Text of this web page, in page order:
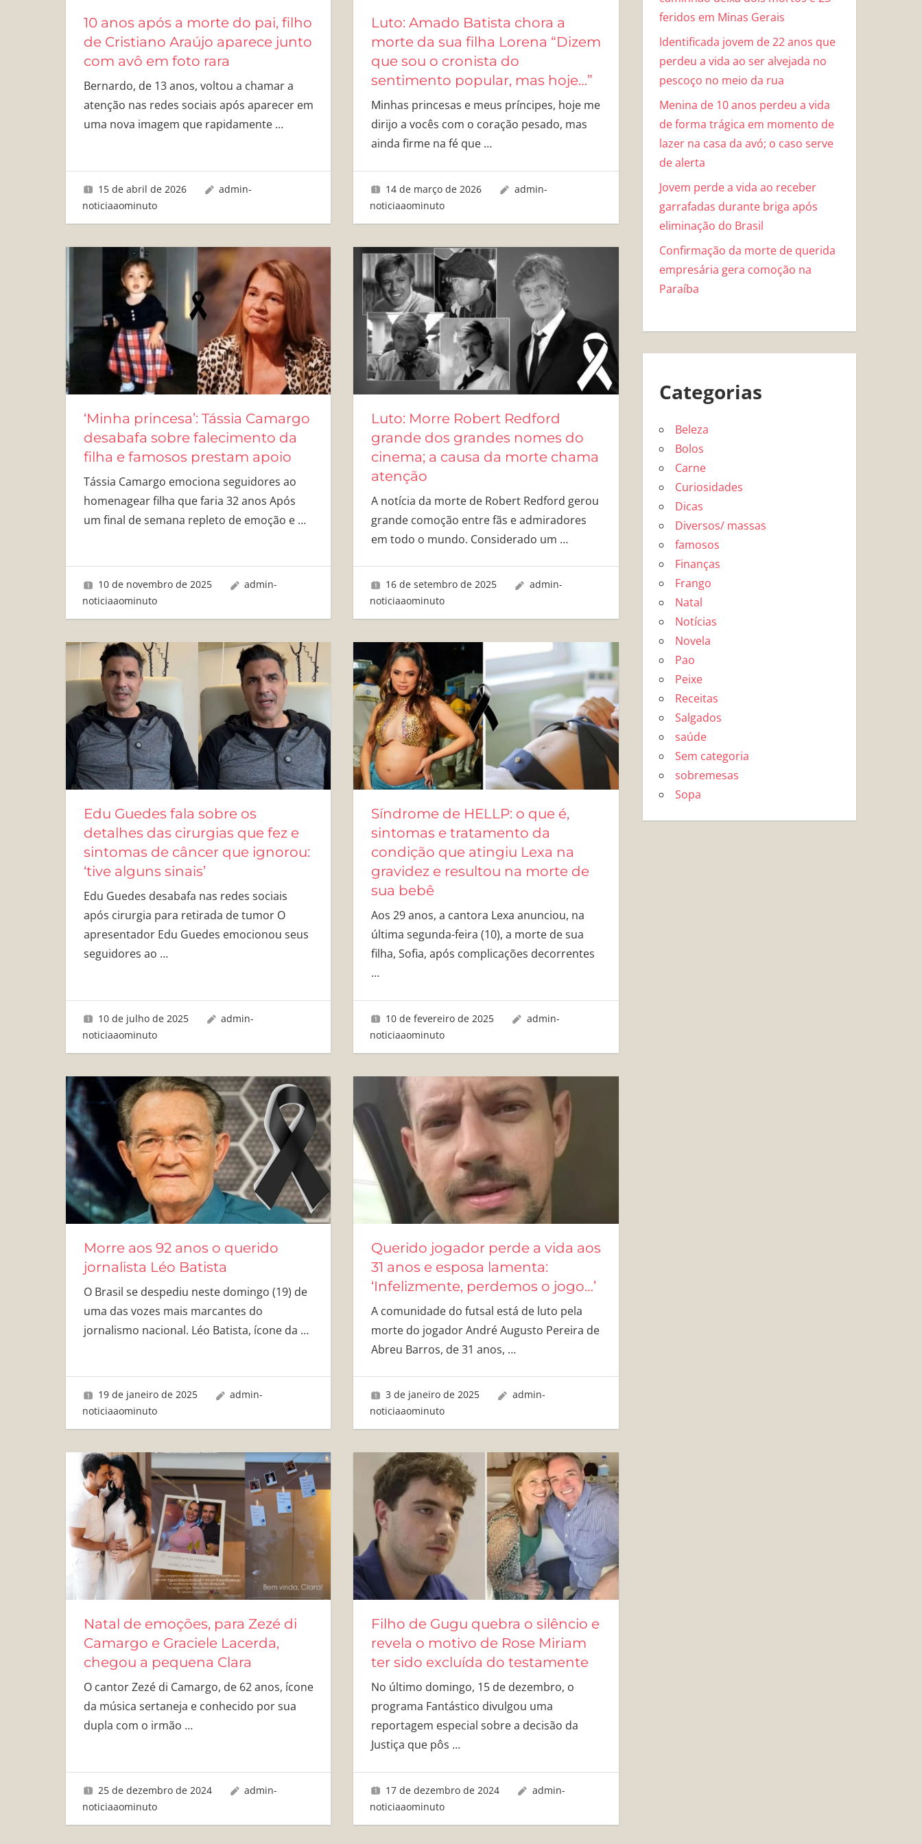
10 anos após a morte do pai, filho
de Cristiano Araújo aparece junto
com avô em foto rara
Bernardo, de 13 anos, voltou a chamar a
atenção nas redes sociais após aparecer em
uma nova imagem que rapidamente …
15 de abril de 2026
admin-
noticiaaominuto
Luto: Amado Batista chora a
morte da sua filha Lorena “Dizem
que sou o cronista do
sentimento popular, mas hoje…”
Minhas princesas e meus príncipes, hoje me
dirijo a vocês com o coração pesado, mas
ainda firme na fé que …
14 de março de 2026
admin-
noticiaaominuto
‘Minha princesa’: Tássia Camargo
desabafa sobre falecimento da
filha e famosos prestam apoio
Tássia Camargo emociona seguidores ao
homenagear filha que faria 32 anos Após
um final de semana repleto de emoção e …
10 de novembro de 2025
admin-
noticiaaominuto
Luto: Morre Robert Redford
grande dos grandes nomes do
cinema; a causa da morte chama
atenção
A notícia da morte de Robert Redford gerou
grande comoção entre fãs e admiradores
em todo o mundo. Considerado um …
16 de setembro de 2025
admin-
noticiaaominuto
Edu Guedes fala sobre os
detalhes das cirurgias que fez e
sintomas de câncer que ignorou:
‘tive alguns sinais’
Edu Guedes desabafa nas redes sociais
após cirurgia para retirada de tumor O
apresentador Edu Guedes emocionou seus
seguidores ao …
10 de julho de 2025
admin-
noticiaaominuto
Síndrome de HELLP: o que é,
sintomas e tratamento da
condição que atingiu Lexa na
gravidez e resultou na morte de
sua bebê
Aos 29 anos, a cantora Lexa anunciou, na
última segunda-feira (10), a morte de sua
filha, Sofia, após complicações decorrentes
…
10 de fevereiro de 2025
admin-
noticiaaominuto
Morre aos 92 anos o querido
jornalista Léo Batista
O Brasil se despediu neste domingo (19) de
uma das vozes mais marcantes do
jornalismo nacional. Léo Batista, ícone da …
19 de janeiro de 2025
admin-
noticiaaominuto
Querido jogador perde a vida aos
31 anos e esposa lamenta:
‘Infelizmente, perdemos o jogo…’
A comunidade do futsal está de luto pela
morte do jogador André Augusto Pereira de
Abreu Barros, de 31 anos, …
3 de janeiro de 2025
admin-
noticiaaominuto
Natal de emoções, para Zezé di
Camargo e Graciele Lacerda,
chegou a pequena Clara
O cantor Zezé di Camargo, de 62 anos, ícone
da música sertaneja e conhecido por sua
dupla com o irmão …
25 de dezembro de 2024
admin-
noticiaaominuto
Filho de Gugu quebra o silêncio e
revela o motivo de Rose Miriam
ter sido excluída do testamente
No último domingo, 15 de dezembro, o
programa Fantástico divulgou uma
reportagem especial sobre a decisão da
Justiça que pôs …
17 de dezembro de 2024
admin-
noticiaaominuto
feridos em Minas Gerais
Identificada jovem de 22 anos que
perdeu a vida ao ser alvejada no
pescoço no meio da rua
Menina de 10 anos perdeu a vida
de forma trágica em momento de
lazer na casa da avó; o caso serve
de alerta
Jovem perde a vida ao receber
garrafadas durante briga após
eliminação do Brasil
Confirmação da morte de querida
empresária gera comoção na
Paraíba
Categorias
Beleza
Bolos
Carne
Curiosidades
Dicas
Diversos/ massas
famosos
Finanças
Frango
Natal
Notícias
Novela
Pao
Peixe
Receitas
Salgados
saúde
Sem categoria
sobremesas
Sopa